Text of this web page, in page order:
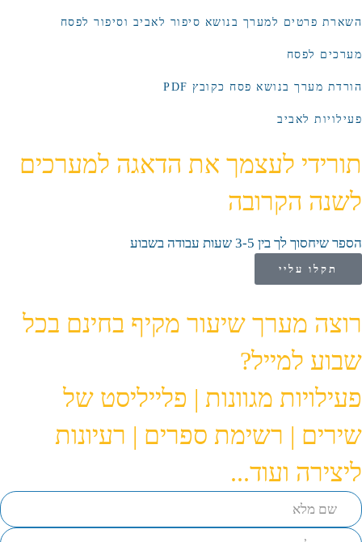
השארת פרטים למערך בנושא סיפור לאביב וסיפור לפסח
מערכים לפסח
הורדת מערך בנושא פסח כקובץ PDF
פעילויות לאביב
תורידי לעצמך את הדאגה למערכים
לשנה הקרובה
הספר שיחסוך לך בין 3-5 שעות עבודה בשבוע
תקלו עליי
רוצה מערך שיעור מקיף בחינם בכל
שבוע למייל?
פעילויות מגוונות | פלייליסט של
שירים | רשימת ספרים | רעיונות
ליצירה ועוד...